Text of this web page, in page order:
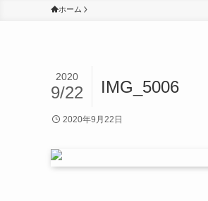
ホーム
IMG_5006
2020
9/22
2020年9月22日